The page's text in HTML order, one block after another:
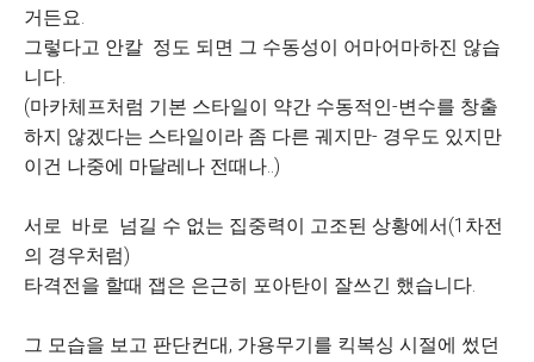
거든요.
그렇다고 안칼 정도 되면 그 수동성이 어마어마하진 않습
니다.
(마카체프처럼 기본 스타일이 약간 수동적인-변수를 창출
하지 않겠다는 스타일이라 좀 다른 궤지만- 경우도 있지만
이건 나중에 마달레나 전때나..)
서로 바로 넘길 수 없는 집중력이 고조된 상황에서(1차전
의 경우처럼)
타격전을 할때 잽은 은근히 포아탄이 잘쓰긴 했습니다.
그 모습을 보고 판단컨대, 가용무기를 킥복싱 시절에 썼던